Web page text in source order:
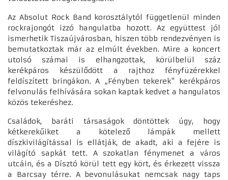
Az Absolut Rock Band korosztálytól függetlenül minden
rockrajongót izzó hangulatba hozott. Az együttest jól
ismerhetik Tiszaújvárosban, hiszen több rendezvényen is
bemutatkoztak már az elmúlt években. Mire a koncert
utolsó számai is elhangzottak, körülbelül száz
kerékpáros készülődött a rajthoz fényfüzérekkel
feldíszített bringákon. A „Fényben tekerek" kerékpáros
felvonulás felhívására sokan kaptak kedvet a hangulatos
közös tekeréshez.
Családok, baráti társaságok döntöttek úgy, hogy
kétkerekűiket a kötelező lámpák mellett
díszkivilágítással is ellátják, de akadt, aki a fejére is
világító sapkát tett. A szokatlan fénymenet a város
utcáin, és a Dísztó körül tett egy kört, és érkezett vissza
a Barcsay térre. A bevonulásukat nemcsak nagy taps